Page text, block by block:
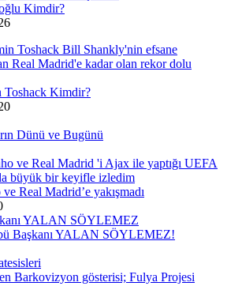
Kimdir?
Toshack Kimdir?
Dünü ve Bugünü
Real Madrid’e yakışmadı
Başkanı YALAN SÖYLEMEZ!
Barkovizyon gösterisi; Fulya Projesi